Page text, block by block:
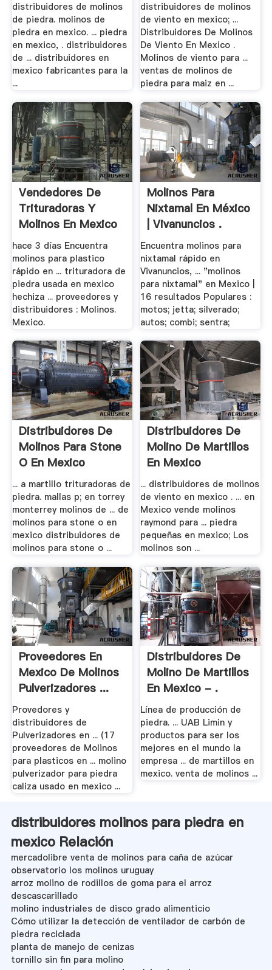
distribuidores de molinos
de piedra. molinos de
piedra en mexico. ... piedra
en mexico, . distribuidores
de ... distribuidores en
mexico fabricantes para la
...
distribuidores de molinos
de viento en mexico; ...
Distribuidores De Molinos
De Viento En Mexico .
Molinos de viento para ...
ventas de molinos de
piedra para maiz en ...
Vendedores De
Trituradoras Y
Molinos En Mexico
hace 3 días Encuentra
molinos para plastico
rápido en ... trituradora de
piedra usada en mexico
hechiza ... proveedores y
distribuidores : Molinos.
Mexico.
Molinos Para
Nixtamal En México
| Vivanuncios .
Encuentra molinos para
nixtamal rápido en
Vivanuncios, ... "molinos
para nixtamal" en Mexico |
16 resultados Populares :
motos; jetta; silverado;
autos; combi; sentra;
Distribuidores De
Molinos Para Stone
O En Mexico
... a martillo trituradoras de
piedra. mallas p; en torrey
monterrey molinos de ... de
molinos para stone o en
mexico distribuidores de
molinos para stone o ...
Distribuidores De
Molino De Martillos
En Mexico
... distribuidores de molinos
de viento en mexico . ... en
Mexico vende molinos
raymond para ... piedra
pequeñas en mexico; Los
molinos son ...
Proveedores En
Mexico De Molinos
Pulverizadores ...
Provedores y
distribuidores de
Pulverizadores en ... (17
proveedores de Molinos
para plasticos en ... molino
pulverizador para piedra
caliza usado en mexico ...
Distribuidores De
Molino De Martillos
En Mexico - .
Línea de producción de
piedra. ... UAB Limin y
productos para ser los
mejores en el mundo la
empresa ... de martillos en
mexico. venta de molinos ...
distribuidores molinos para piedra en
mexico Relación
mercadolibre venta de molinos para caña de azúcar
observatorio los molinos uruguay
arroz molino de rodillos de goma para el arroz
descascarillado
molino industriales de disco grado alimenticio
Cómo utilizar la detección de ventilador de carbón de
piedra reciclada
planta de manejo de cenizas
tornillo sin fin para molino